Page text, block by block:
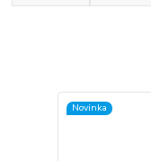
Novinka